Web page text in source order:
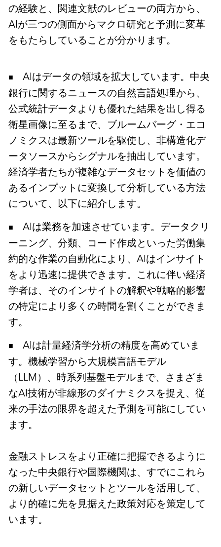
の経験と、関連文献のレビューの両方から、
AIが三つの側面からマクロ研究と予測に変革
をもたらしていることが分かります。
AIはデータの領域を拡大しています。中央
銀行に関するニュースの自然言語処理から、
公式統計データよりも優れた結果を出し得る
衛星画像に至るまで、ブルームバーグ・エコ
ノミクスは最新ツールを駆使し、非構造化デ
ータソースからシグナルを抽出しています。
経済学者たちが複雑なデータセットを価値の
あるインプットに変換して分析している方法
について、以下に紹介します。
AIは業務を加速させています。データクリ
ーニング、分類、コード作成といった労働集
約的な作業の自動化により、AIはインサイト
をより迅速に提供できます。これに伴い経済
学者は、そのインサイトの解釈や戦略的影響
の特定により多くの時間を割くことができま
す。
AIは計量経済学分析の精度を高めていま
す。機械学習から大規模言語モデル
（LLM）、時系列基盤モデルまで、さまざま
なAI技術が非線形のダイナミクスを捉え、従
来の手法の限界を超えた予測を可能にしてい
ます。
金融ストレスをより正確に把握できるように
なった中央銀行や国際機関は、すでにこれら
の新しいデータセットとツールを活用して、
より的確に先を見据えた政策対応を策定して
います。